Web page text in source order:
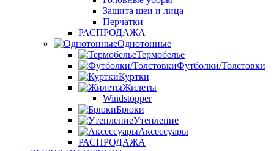
Защита шеи и лица
Перчатки
РАСПРОДАЖА
Однотонные
Термобелье
Футболки/Толстовки
Куртки
Жилеты
Windstopper
Брюки
Утепление
Аксессуары
РАСПРОДАЖА